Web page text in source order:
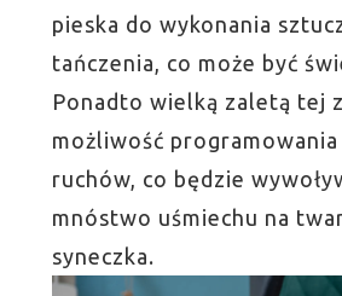
pieska do wykonania
tańczenia, co może być
Ponadto wielką zaletą tej
możliwość programowania
ruchów, co będzie
mnóstwo uśmiechu na
syneczka.